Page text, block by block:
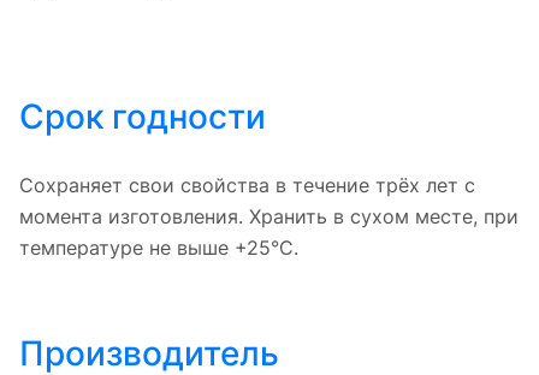
Срок годности
Сохраняет свои свойства в течение трёх лет с
момента изготовления. Хранить в сухом месте, при
температуре не выше +25°C.
Производитель